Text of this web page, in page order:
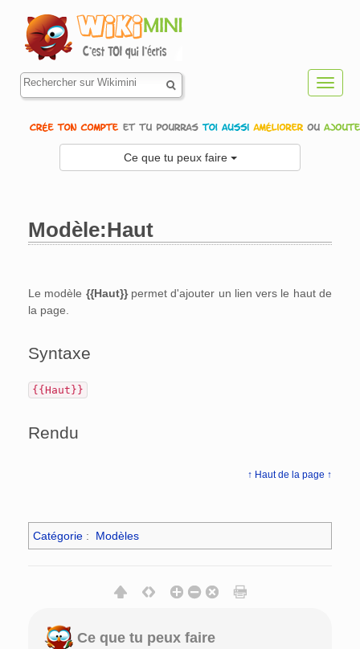
Ce que tu peux faire
Modèle:Haut
Le modèle {{Haut}}permet d'ajouter un lien vers le haut de
la page.
Syntaxe
{{Haut}}
Rendu
↑ Haut de la page ↑
Catégorie : Modèles
Ce que tu peux faire